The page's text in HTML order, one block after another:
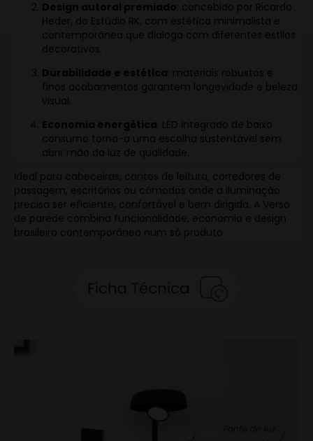
Design autoral premiado : concebido por Ricardo
Heder, do Estúdio RK, com estética minimalista e
contemporânea que dialoga com diferentes estilos
decorativos.
Durabilidade e estética : materiais robustos e
finos acabamentos garantem longevidade e beleza
visual.
Economia energética : LED integrado de baixo
consumo torna-a uma escolha sustentável sem
abrir mão da luz de qualidade.
Ideal para cabeceiras, cantos de leitura, corredores de
passagem, escritórios ou cômodos onde a iluminação
precisa ser eficiente, confortável e bem dirigida. A Verso
de parede combina funcionalidade, economia e design
brasileiro contemporâneo num só produto.